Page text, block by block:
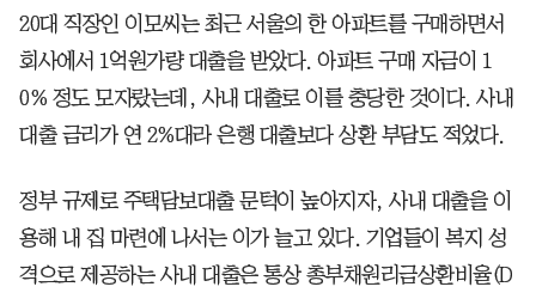
20대 직장인 이모씨는 최근 서울의 한 아파트를 구매하면서
회사에서 1억원가량 대출을 받았다. 아파트 구매 자금이 1
0% 정도 모자랐는데, 사내 대출로 이를 충당한 것이다. 사내
대출 금리가 연 2%대라 은행 대출보다 상환 부담도 적었다.
정부 규제로 주택담보대출 문턱이 높아지자, 사내 대출을 이
용해 내 집 마련에 나서는 이가 늘고 있다. 기업들이 복지 성
격으로 제공하는 사내 대출은 통상 총부채원리금상환비율(D